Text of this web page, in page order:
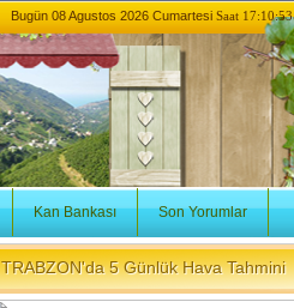
Bugün 08 Agustos 2026 Cumartesi Saat 17:10:53
Kan Bankası Son Yorumlar
TRABZON'da 5 Günlük Hava Tahmini